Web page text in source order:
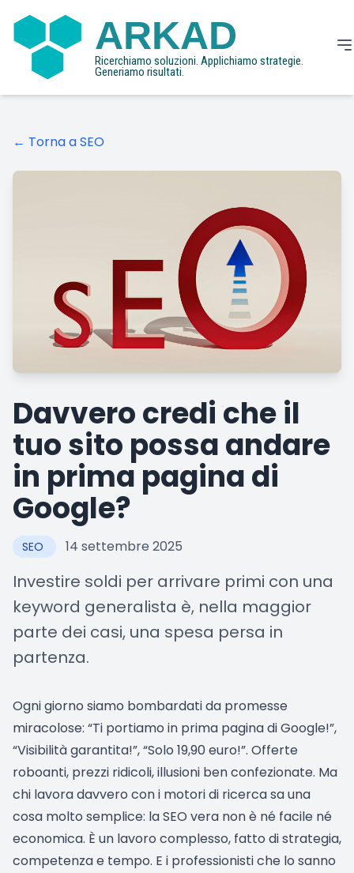
ARKAD
Ricerchiamo soluzioni. Applichiamo strategie.
Generiamo risultati.
← Torna a SEO
Davvero credi che il
tuo sito possa andare
in prima pagina di
Google?
SEO 14 settembre 2025
Investire soldi per arrivare primi con una
keyword generalista è, nella maggior
parte dei casi, una spesa persa in
partenza.
Ogni giorno siamo bombardati da promesse
miracolose: “Ti portiamo in prima pagina di Google!”,
“Visibilità garantita!”, “Solo 19,90 euro!”. Offerte
roboanti, prezzi ridicoli, illusioni ben confezionate. Ma
chi lavora davvero con i motori di ricerca sa una
cosa molto semplice: la SEO vera non è né facile né
economica. È un lavoro complesso, fatto di strategia,
competenza e tempo. E i professionisti che lo sanno